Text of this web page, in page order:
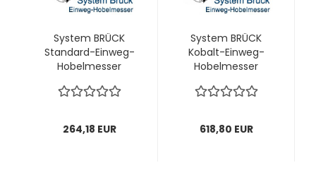
System BRÜCK
Standard-Einweg-
Hobelmesser
VPE = 20 Stück
264,18 EUR
System BRÜCK
Kobalt-Einweg-
Hobelmesser
VPE = 20 Stück
618,80 EUR